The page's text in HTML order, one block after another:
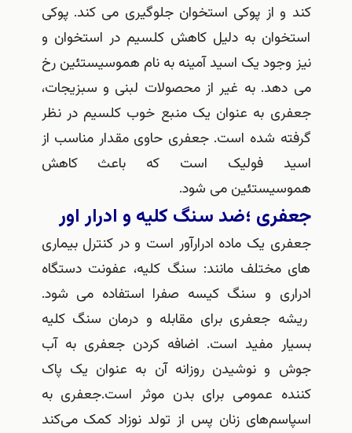
کند و از پوکی استخوان جلوگیری می کند. پوکی
استخوان به دلیل کاهش کلسیم در استخوان و
نیز وجود یک اسید آمینه به نام هموسیستئین رخ
می دهد. به غیر از محصولات لبنی و سبزیجات،
جعفری به عنوان یک منبع خوب کلسیم در نظر
گرفته شده است. جعفری حاوی مقدار مناسب از
اسید فولیک است که باعث کاهش
هموسیستئین می شود.
جعفری ؛ضد سنگ کلیه و ادرار اور
جعفری یک ماده ادرارآور است و در کنترل بیماری
های مختلف مانند: سنگ کلیه، عفونت دستگاه
ادراری و سنگ کیسه صفرا استفاده می شود.
ریشه جعفری برای مقابله و درمان سنگ کلیه
بسیار مفید است. اضافه کردن جعفری به آب
جوش و نوشیدن روزانه آن به عنوان یک پاک
کننده عمومی برای بدن موثر است.جعفری به
اسپاسم‌های زنان پس از تولد نوزاد کمک می‌کند